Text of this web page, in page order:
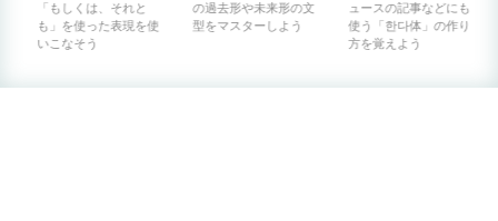
「もしくは、それと
も」を使った表現を使
いこなそう
の過去形や未来形の文
型をマスターしよう
ュースの記事などにも
使う「한다体」の作り
方を覚えよう